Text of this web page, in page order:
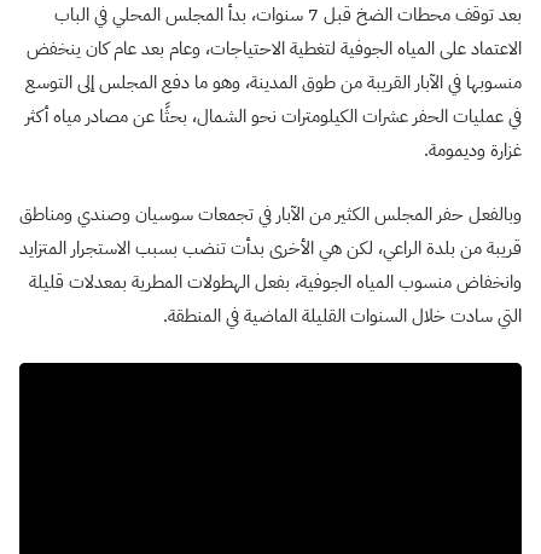
بعد توقف محطات الضخ قبل 7 سنوات، بدأ المجلس المحلي في الباب
الاعتماد على المياه الجوفية لتغطية الاحتياجات، وعام بعد عام كان ينخفض
منسوبها في الآبار القريبة من طوق المدينة، وهو ما دفع المجلس إلى التوسع
في عمليات الحفر عشرات الكيلومترات نحو الشمال، بحثًا عن مصادر مياه أكثر
غزارة وديمومة.
وبالفعل حفر المجلس الكثير من الآبار في تجمعات سوسيان وصندي ومناطق
قريبة من بلدة الراعي، لكن هي الأخرى بدأت تنضب بسبب الاستجرار المتزايد
وانخفاض منسوب المياه الجوفية، بفعل الهطولات المطرية بمعدلات قليلة
التي سادت خلال السنوات القليلة الماضية في المنطقة.